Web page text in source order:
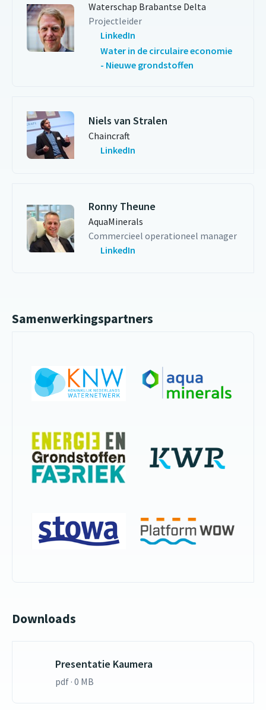
Waterschap Brabantse Delta
Projectleider
LinkedIn
Water in de circulaire economie
- Nieuwe grondstoffen
Niels van Stralen
Chaincraft
LinkedIn
Ronny Theune
AquaMinerals
Commercieel operationeel manager
LinkedIn
Samenwerkingspartners
Downloads
Presentatie Kaumera
pdf · 0 MB